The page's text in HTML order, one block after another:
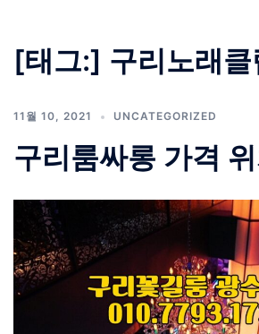
[태그:] 구리노래클
11월 10, 2021 UNCATEGORIZED
구리룸싸롱 가격